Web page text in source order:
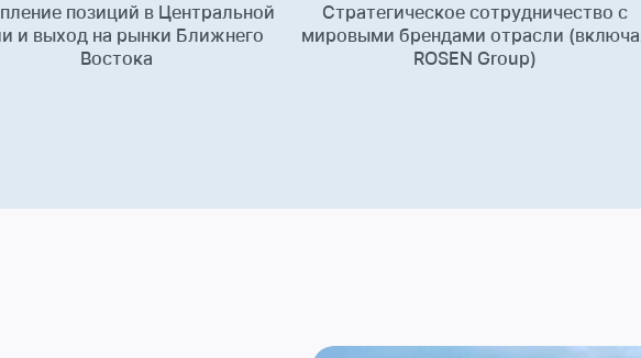
позиций в Центральной
и выход на рынки Ближнего
Востока
Стратегическое сотрудничество с
мировыми брендами отрасли
ROSEN Group)